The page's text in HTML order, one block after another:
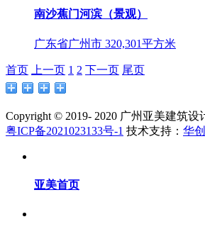
南沙蕉门河滨（景观）
广东省广州市 320,301平方米
首页 上一页 1 2 下一页 尾页
Copyright © 2019- 2020 广州亚美建筑
粤ICP备2021023133号-1 技术支持： 华
亚美首页